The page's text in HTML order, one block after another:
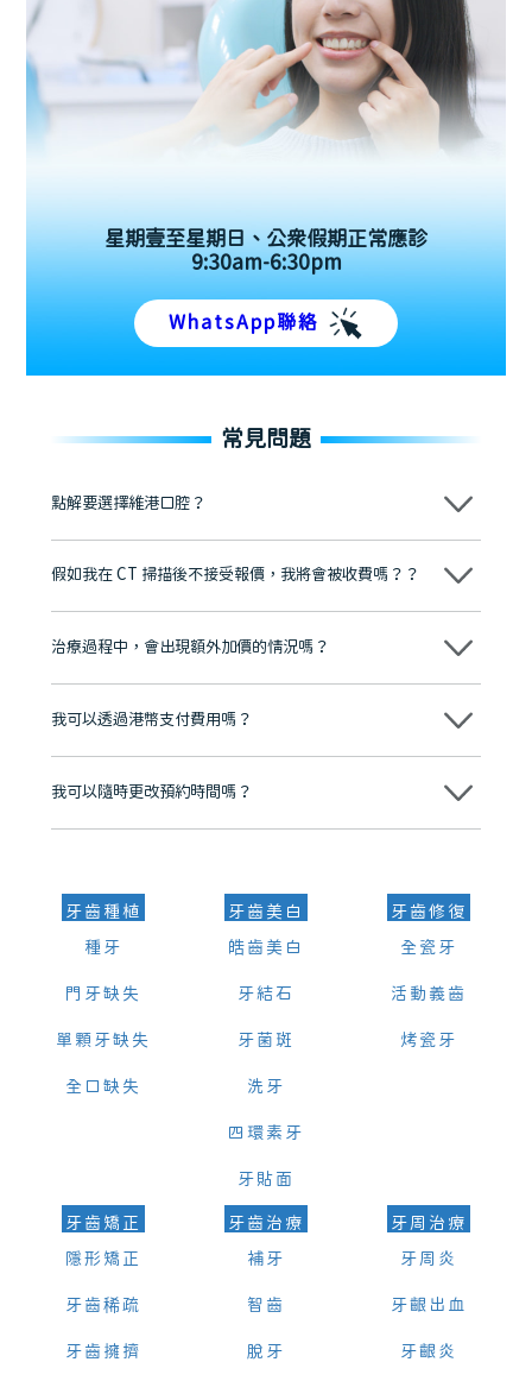
星期壹至星期日、公眾假期正常應診
9:30am-6:30pm
WhatsApp聯絡
常見問題
點解要選擇維港口腔？
維港口腔踐行「醫道濟世」的大學校訓，各分院匯聚來自香港、內地的
牌」、「2025香港企業領袖品牌」，是諾貝爾種植系統全球放心植牙中
至今已服務超過三十個國家和地區的顧客，受到粵港澳大灣區及周邊城
市市民極高的口碑評價及信任推薦 珠海、深圳設有八大分院，香港亦設
有咨詢及服務保障中心，有任何問題都可以隨時預約免費咨詢，讓人十
假如我在 CT 掃描後不接受報價，我將會被收費嗎？？
不會！只要未開始實際服務之前，你不會被收取任何費用。
治療過程中，會出現額外加價的情況嗎？
不會，治療前我們會詳細說明治療方案及對應的價錢，顧客同意並簽字
我可以透過港幣支付費用嗎？
可以。維港口腔會按照當日匯率轉算收取費用，而匯率會及時告知客人
我可以隨時更改預約時間嗎？
可以，請盡早通過wechat或whatsapp聯絡我們，告知我們你原本預約
牙齒種植
種牙
門牙缺失
單顆牙缺失
全口缺失
牙齒美白
皓齒美白
牙結石
牙菌斑
洗牙
四環素牙
牙貼面
牙齒修復
全瓷牙
活動義齒
烤瓷牙
牙齒矯正
隱形矯正
牙齒稀疏
牙齒擁擠
牙齒治療
補牙
智齒
脫牙
牙周治療
牙周炎
牙齦出血
牙齦炎